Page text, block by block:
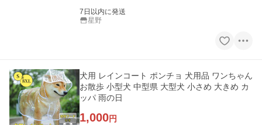
7日以内に発送
星野
犬用 レインコート ポンチョ 犬用品 ワンちゃん
お散歩 小型犬 中型県 大型犬 小さめ 大きめ カ
ッパ 雨の日
1,000円